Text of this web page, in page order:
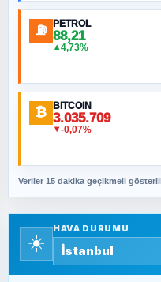
NURETTIN
ORHAN
Fahişeye
SAVAŞ ŞAHİN
SEYFULLAH
⛽ PETROL
88,21
▲4,73%
₿ BITCOIN
3.035.709
▼-0,07%
Veriler 15 dakika geçikmeli
☀️
HAVA DURUMU